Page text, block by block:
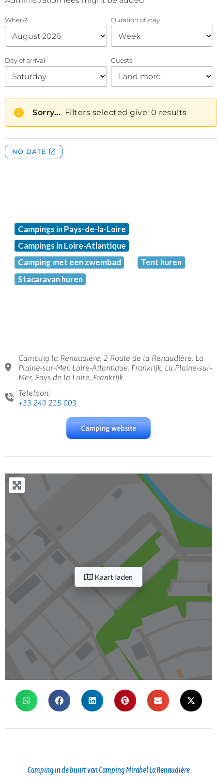
Campings in Pays-de-la-Loire
Campings in Loire-Atlantique
Camping met een zwembad
Tent huren
Stacaravan huren
Camping la Renaudière, 2 Route de la Renaudière, La
Plaine-sur-Mer, Loire-Atlantique, Frankrijk, La Plaine-sur-
Mer, Pays de la Loire, Frankrijk
Telefoon:
+33 240 215 003
Camping website
Kaart laden
Camping in de buurt van Camping Mirabel La Renaudière